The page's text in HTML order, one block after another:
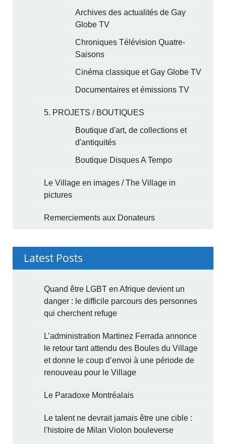
Archives des actualités de Gay
Globe TV
Chroniques Télévision Quatre-
Saisons
Cinéma classique et Gay Globe TV
Documentaires et émissions TV
5. PROJETS / BOUTIQUES
Boutique d'art, de collections et
d'antiquités
Boutique Disques A Tempo
Le Village en images / The Village in
pictures
Remerciements aux Donateurs
Latest Posts
Quand être LGBT en Afrique devient un
danger : le difficile parcours des personnes
qui cherchent refuge
L’administration Martinez Ferrada annonce
le retour tant attendu des Boules du Village
et donne le coup d’envoi à une période de
renouveau pour le Village
Le Paradoxe Montréalais
Le talent ne devrait jamais être une cible :
l'histoire de Milan Violon bouleverse